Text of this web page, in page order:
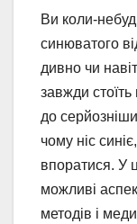
Ви коли-
синюватого
дивно чи
завжди
до
чому ніс
впоратися. У
можливі
методів і